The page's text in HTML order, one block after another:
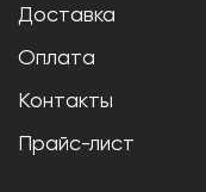
Доставка
Оплата
Контакты
Прайс-лист